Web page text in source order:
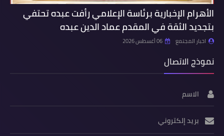
الأهرام الإخبارية برئاسة الإعلامي رأفت عبده تحتفي
بتجديد الثقة في المقدم عماد الدين عبده
اخبار المجتمع 06 أغسطس 2026
نموذج الاتصال
الاسم
بريد إلكتروني